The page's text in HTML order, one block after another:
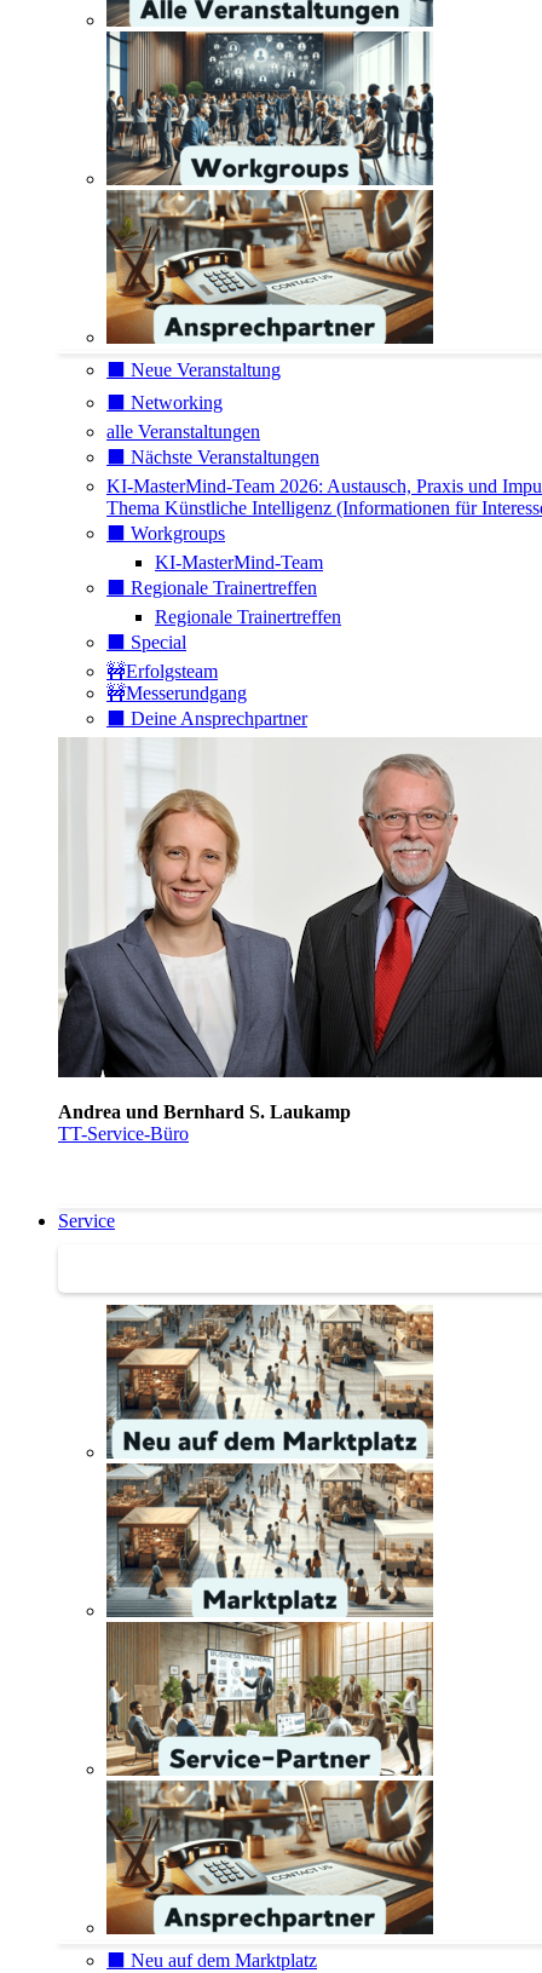
⬛️ Neue Veranstaltung
⬛️ Networking
alle Veranstaltungen
⬛️ Nächste Veranstaltungen
KI-MasterMind-Team 2026: Austausch, Praxis und
Thema Künstliche Intelligenz (Informationen für
⬛️ Workgroups
KI-MasterMind-Team
⬛️ Regionale Trainertreffen
Regionale Trainertreffen
⬛️ Special
🚧Erfolgsteam
🚧Messerundgang
⬛️ Deine Ansprechpartner
Andrea und Bernhard S. Laukamp
TT-Service-Büro
Service
⬛️ Neu auf dem Marktplatz